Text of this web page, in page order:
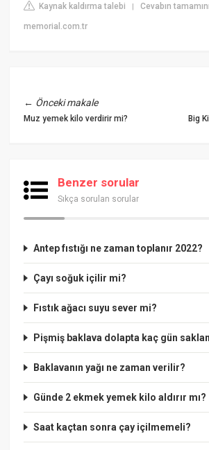
Kaynak kaldırma talebi |Cevabın
memorial.com.tr
← Önceki makale
Muz yemek kilo verdirir mi? Big
Benzer sorular
Sıkça sorulan sorular
Antep fıstığı ne zaman toplanır 2022?
Çayı soğuk içilir mi?
Fıstık ağacı suyu sever mi?
Pişmiş baklava dolapta kaç gün
Baklavanın yağı ne zaman verilir?
Günde 2 ekmek yemek kilo aldırır mı?
Saat kaçtan sonra çay içilmemeli?